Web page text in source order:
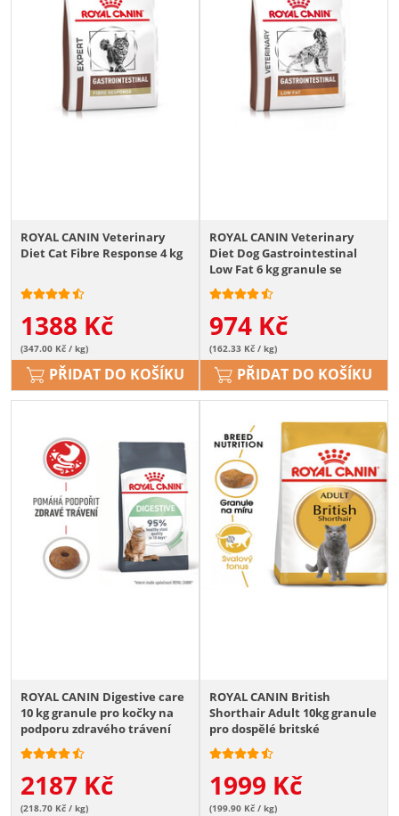
ROYAL CANIN Veterinary
Diet Cat Fibre Response 4 kg
1388 Kč
(347.00 Kč / kg)
PŘIDAT DO KOŠÍKU
ROYAL CANIN Veterinary
Diet Dog Gastrointestinal
Low Fat 6 kg granule se
sníženým obsahem tuku pro
dospělé psy s onemocněním
trávicího traktu
974 Kč
(162.33 Kč / kg)
PŘIDAT DO KOŠÍKU
ROYAL CANIN Digestive care
10 kg granule pro kočky na
podporu zdravého trávení
2187 Kč
(218.70 Kč / kg)
ROYAL CANIN British
Shorthair Adult 10kg granule
pro dospělé britské
krátkosrsté kočky
1999 Kč
(199.90 Kč / kg)